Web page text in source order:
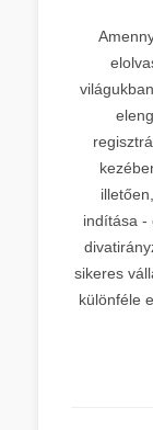
indítása -
sikeres
különféle